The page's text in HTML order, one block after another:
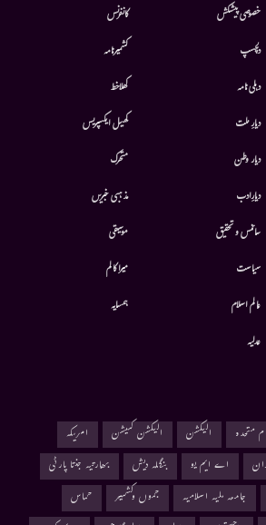
خصوصی پیشکش
دلچسپ
دہلی نامہ
دیارِ ملت
دیار وطن
دیارِادب
سائنس و تحقیق
سیاست
عالم اسلام
عدلیہ
کانفرنس
کشمیرنامہ
کھلاخط
کھیل ایکسپریس
متحرك
مذہبی خبریں
موسيقى
میرا کالم
ہمسایہ
متحدہ الیکشن الیکشن کمیشن
امریکہ
اے ایم یو بنگلہ دیش
بھارتیہ جنتا پارٹی
جامعہ ملیہ اسلامیہ جموں وکشمیر
حماس